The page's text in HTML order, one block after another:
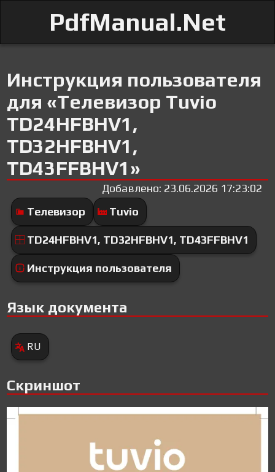
PdfManual.Net
Инструкция пользователя
для «Телевизор Tuvio
TD24HFBHV1,
TD32HFBHV1,
TD43FFBHV1»
Добавлено: 23.06.2026 17:23:02
Телевизор
Tuvio
TD24HFBHV1, TD32HFBHV1, TD43FFBHV1
Инструкция пользователя
Язык документа
RU
Скриншот